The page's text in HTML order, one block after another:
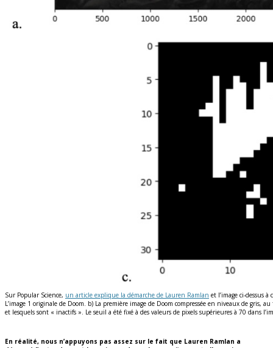
Sur Popular Science, un article explique la démarche de Lauren Ramlan et l’image ci-dessus
L’image 1 originale de Doom. b) La première image de Doom compressée en niveaux de
et lesquels sont « inactifs ». Le seuil a été fixé à des valeurs de pixels supérieures à 70 dans
En réalité, nous n’appuyons pas assez sur le fait que Lauren Ramlan a